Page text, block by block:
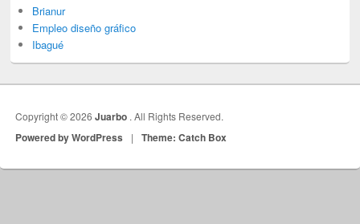
Brianur
Empleo diseño gráfico
Ibagué
Copyright © 2026Juarbo . All Rights Reserved.
Powered by WordPress | Theme: Catch Box